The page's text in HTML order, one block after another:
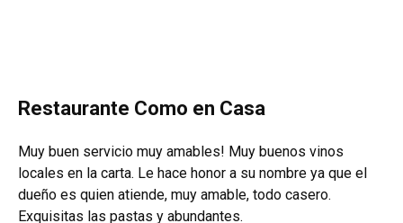
Restaurante Como en Casa
Muy buen servicio muy amables! Muy buenos vinos
locales en la carta. Le hace honor a su nombre ya que el
dueño es quien atiende, muy amable, todo casero.
Exquisitas las pastas y abundantes.